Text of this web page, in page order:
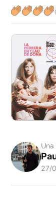
Una
27/